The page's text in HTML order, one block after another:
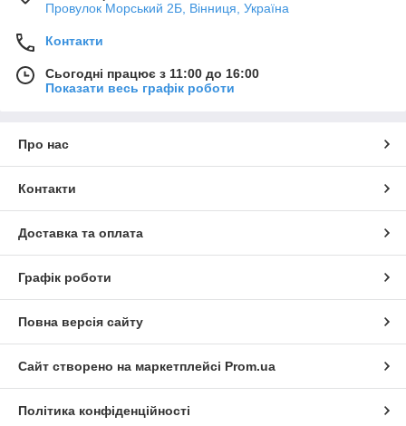
Провулок Морський 2Б, Вінниця, Україна
Контакти
Сьогодні працює з 11:00 до 16:00
Показати весь графік роботи
Про нас
Контакти
Доставка та оплата
Графік роботи
Повна версія сайту
Сайт створено на маркетплейсі Prom.ua
Політика конфіденційності